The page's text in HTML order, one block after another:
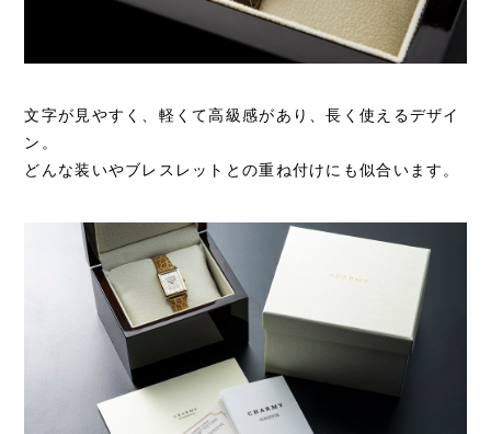
文字が見やすく、軽くて高級感があり、長く使えるデザイ
ン。
どんな装いやブレスレットとの重ね付けにも似合います。